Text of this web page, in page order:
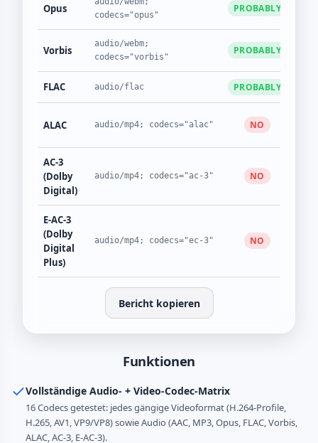
Opus
codecs="opus"
PROBABLY
Vorbis
audio/webm;
codecs="vorbis"
PROBABLY
FLAC audio/flac PROBABLY
ALAC audio/mp4; codecs="alac" NO
AC-3
(Dolby
Digital)
audio/mp4; codecs="ac-3" NO
E-AC-3
(Dolby
Digital
Plus)
audio/mp4; codecs="ec-3" NO
Bericht kopieren
Funktionen
Vollständige Audio- + Video-Codec-Matrix
16 Codecs getestet: jedes gängige Videoformat (H.264-Profile,
H.265, AV1, VP9/VP8) sowie Audio (AAC, MP3, Opus, FLAC, Vorbis,
ALAC, AC-3, E-AC-3).